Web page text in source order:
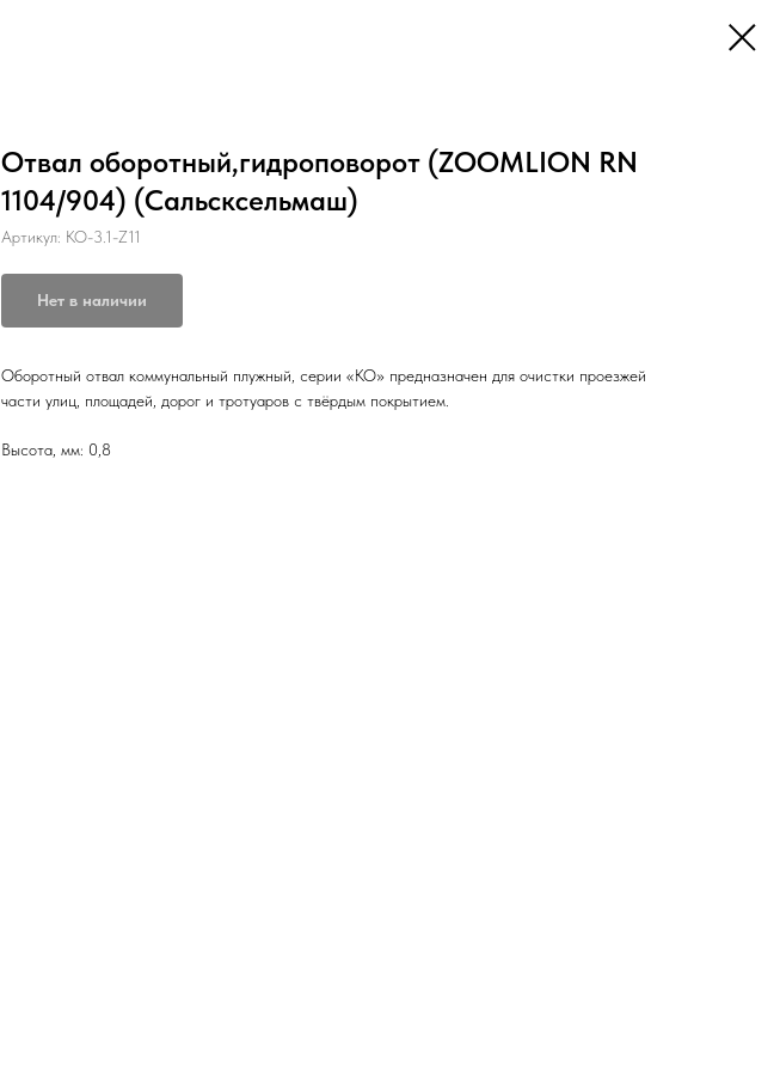
Отвал оборотный,гидроповорот (ZOOMLION RN
1104/904) (Сальсксельмаш)
Артикул: КО-3.1-Z11
Нет в наличии
Оборотный отвал коммунальный плужный, серии «КО» предназначен для очистки проезжей
части улиц, площадей, дорог и тротуаров с твёрдым покрытием.
Высота, мм: 0,8